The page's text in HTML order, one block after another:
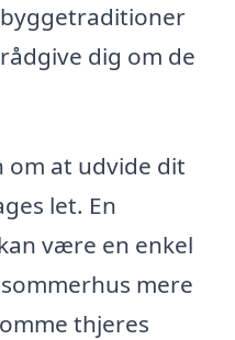
dig om de
at udvide dit
let. En
være en enkel
mere
thjeres